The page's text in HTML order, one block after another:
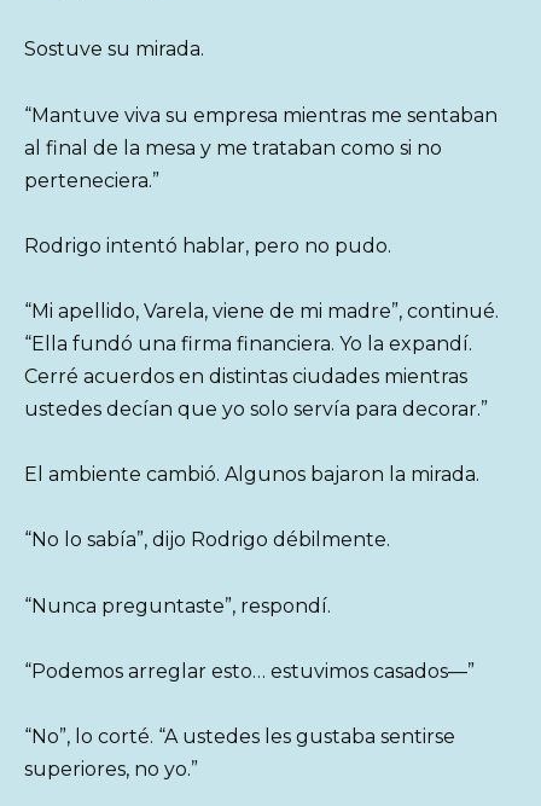
Sostuve su mirada.
“Mantuve viva su empresa mientras me sentaban
al final de la mesa y me trataban como si no
perteneciera.”
Rodrigo intentó hablar, pero no pudo.
“Mi apellido, Varela, viene de mi madre”, continué.
“Ella fundó una firma financiera. Yo la expandí.
Cerré acuerdos en distintas ciudades mientras
ustedes decían que yo solo servía para decorar.”
El ambiente cambió. Algunos bajaron la mirada.
“No lo sabía”, dijo Rodrigo débilmente.
“Nunca preguntaste”, respondí.
“Podemos arreglar esto… estuvimos casados—”
“No”, lo corté. “A ustedes les gustaba sentirse
superiores, no yo.”